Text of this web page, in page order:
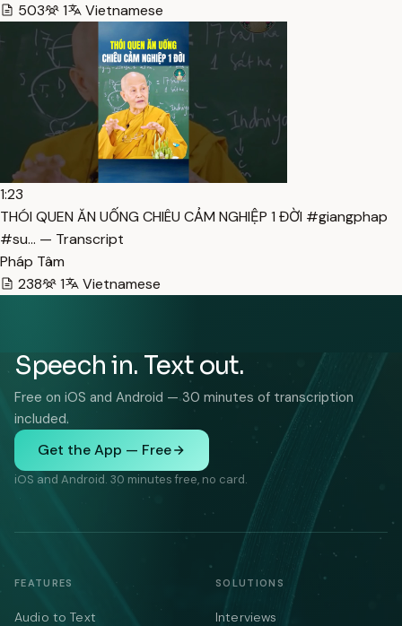
503
1 Vietnamese
1:23
THÓI QUEN ĂN UỐNG CHIÊU CẢM NGHIỆP 1 ĐỜI #giangphap
#su… — Transcript
Pháp Tâm
238
1 Vietnamese
Speech in. Text out.
Free on iOS and Android — 30 minutes of transcription
included.
Get the App — Free
iOS and Android. 30 minutes free, no card.
FEATURES
Audio to Text
SOLUTIONS
Interviews